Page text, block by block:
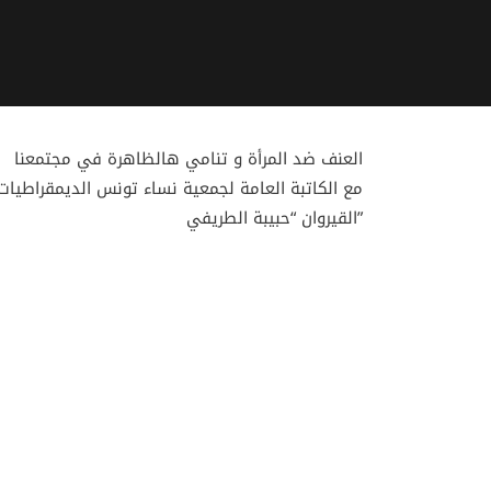
العنف ضد المرأة و تنامي هالظاهرة في مجتمعنا
مع الكاتبة العامة لجمعية نساء تونس
القيروان “حبيبة الطريفي”